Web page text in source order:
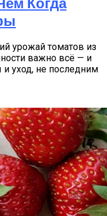
урожай томатов из
важно всё — и
уход, не последним